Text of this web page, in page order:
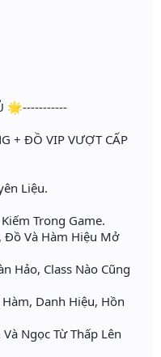
🌟-----------
+ ĐỒ VIP VƯỢT CẤP
Liệu.
Trong Game.
Đồ Và Hàm Hiệu Mở
Hảo, Class Nào Cũng
Danh Hiệu, Hồn
Ngọc Từ Thấp Lên